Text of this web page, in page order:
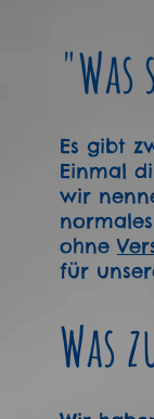
Es gibt
Einmal
wir
ohne
für
Was